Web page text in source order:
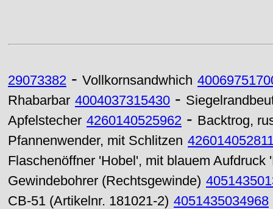
29073382 - Vollkornsandwhich
Rhabarbar 4004037315430 -
Apfelstecher 4260140525962 - Backtrog,
Pfannenwender, mit Schlitzen
Flaschenöffner 'Hobel', mit blauem Aufdruck
Gewindebohrer (Rechtsgewinde)
CB-51 (Artikelnr. 181021-2) 4051435034968